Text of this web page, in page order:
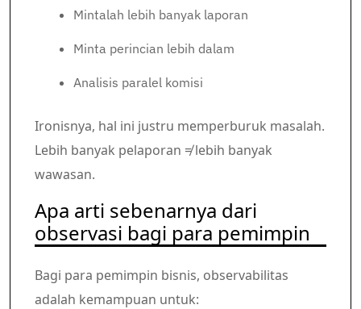
Mintalah lebih banyak laporan
Minta perincian lebih dalam
Analisis paralel komisi
Ironisnya, hal ini justru memperburuk masalah.
Lebih banyak pelaporan ≠ lebih banyak
wawasan.
Apa arti sebenarnya dari
observasi bagi para pemimpin
Bagi para pemimpin bisnis, observabilitas
adalah kemampuan untuk: